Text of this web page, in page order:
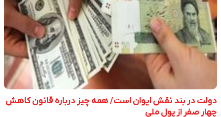
دولت در بند نقش ایوان است/ همه چیز درباره قانون کاهش
چهار صفر از پول ملی